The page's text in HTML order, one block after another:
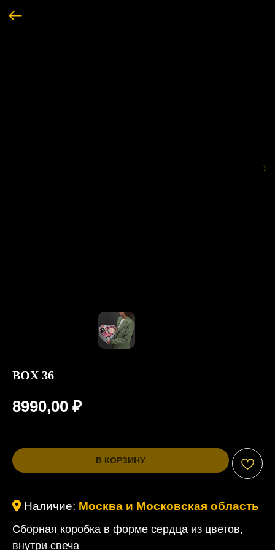
BOX 36
8990,00 ₽
В КОРЗИНУ
Наличие: Москва и Московская область
Сборная коробка в форме сердца из цветов,
внутри свеча